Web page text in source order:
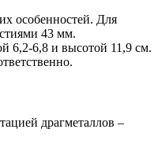
особенностей. Для
43 мм.
6,2-6,8 и высотой 11,9 см.
драгметаллов –